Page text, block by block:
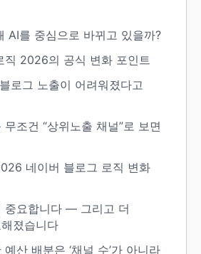
AI를 중심으로 바뀌고 있을까?
직 2026의 공식 변화 포인트
로그 노출이 어려워졌다고
조건 “상위노출 채널”로 보면
네이버 블로그 로직 변화
중요합니다 — 그리고 더
졌습니다
산 배분은 ‘채널 수’가 아니라